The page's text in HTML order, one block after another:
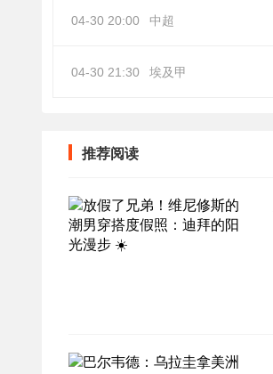
04-30 20:00 中超
04-30 21:30 埃及甲
推荐阅读